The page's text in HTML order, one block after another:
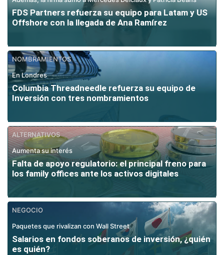
FDS Partners refuerza su equipo para Latam y US
Offshore con la llegada de Ana Ramírez
NOMBRAMIENTOS
En Londres
Columbia Threadneedle refuerza su equipo de
Inversión con tres nombramientos
ALTERNATIVOS
Aumenta su interés
Falta de apoyo regulatorio: el principal freno para
los family offices ante los activos digitales
NEGOCIO
Paquetes que rivalizan con Wall Street
Salarios en fondos soberanos de inversión, ¿quién
es quién?